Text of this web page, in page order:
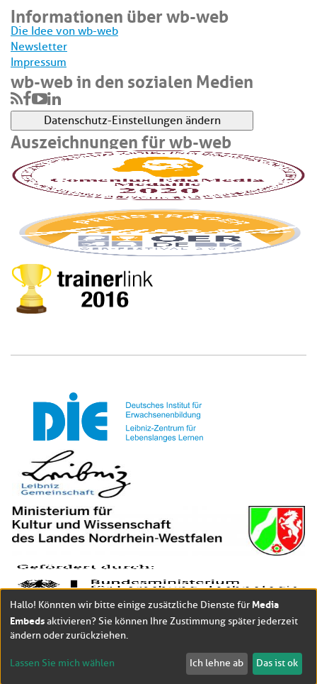
Informationen über wb-web
Die Idee von wb-web
Newsletter
Impressum
wb-web in den sozialen Medien
Datenschutz-Einstellungen ändern
Auszeichnungen für wb-web
Hallo! Könnten wir bitte einige zusätzliche Dienste für Media
Embedsaktivieren? Sie können Ihre Zustimmung später jederzeit
ändern oder zurückziehen.
Lassen Sie mich wählen Ich lehne ab Das ist ok